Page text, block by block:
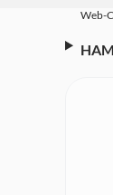
Web-